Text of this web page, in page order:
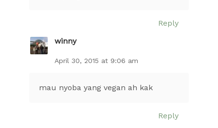
Reply
winny
April 30, 2015 at 9:06 am
mau nyoba yang vegan ah kak
Reply